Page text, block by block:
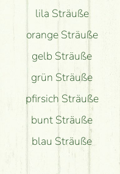
lila Sträuße
orange Sträuße
gelb Sträuße
grün Sträuße
pfirsich Sträuße
bunt Sträuße
blau Sträuße